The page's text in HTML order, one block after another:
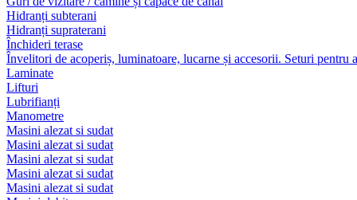
Hidranți subterani
Hidranți supraterani
Închideri terase
Învelitori de acoperiș, luminatoare, lucarne și accesorii. Seturi pentru
Laminate
Lifturi
Lubrifianți
Manometre
Masini alezat si sudat
Masini alezat si sudat
Masini alezat si sudat
Masini alezat si sudat
Masini alezat si sudat